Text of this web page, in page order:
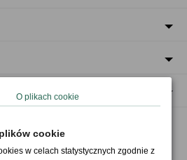
płatności
O plikach cookie
cookie
w celach statystycznych zgodnie z